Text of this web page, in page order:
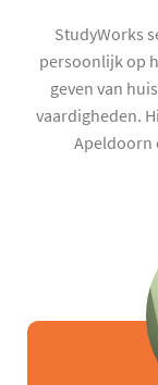
StudyWorks
persoonlijk op
geven van
vaardigheden.
Apeldoorn